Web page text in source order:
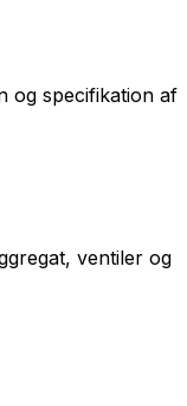
og specifikation af
ventiler og